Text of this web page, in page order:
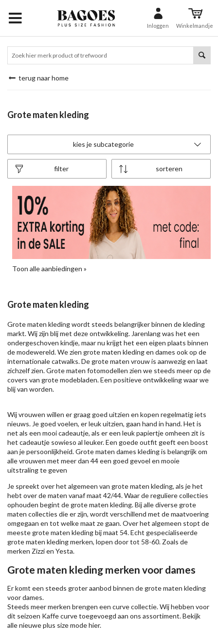
Inloggen Winkelmandje
terug naar home
Grote maten kleding
kies je subcategorie
sorteren
filter
Toon alle aanbiedingen »
Grote maten kleding
Grote maten kleding wordt steeds belangrijker binnen de kleding
markt. Wij zijn blij met deze ontwikkeling. Jarenlang was het een
ondergeschoven kindje, maar nu krijgt het een eigen plaats binnen
de modewereld. We zien grote maten kleding en dames ook op de
internationale catwalks. De grote maten vrouw is aanwezig en laat
zichzelf zien. Grote maten fotomodellen zien we steeds meer op de
covers van grote modebladen. Een positieve ontwikkeling waar we
blij van worden.
Wij vrouwen willen er graag goed uitzien en kopen regelmatig iets
nieuws. Je goed voelen, er leuk uitzien, gaan hand in hand. Het is
net als een mooi cadeautje, als er een leuk papiertje omheen zit is
het cadeautje sowieso al leuker. Een goede outfit geeft een boost
aan je persoonlijkheid. Grote maten dames kleding is belangrijk om
alle vrouwen met meer dan 44 een goed gevoel en mooie
uitstraling te geven
Je spreekt over het algemeen van grote maten kleding, als je het
hebt over de maten vanaf maat 42/44. Waar de reguliere collecties
ophouden begint de grote maten kleding. Bij alle diverse grote
maten collecties die er zijn, wordt verschillend met de maatvoering
omgegaan en tot welke maat ze gaan. Over het algemeen stopt de
meeste grote maten kleding bij maat 54. Echt gespecialiseerde
grote maten kleding merken, lopen door tot 58-60. Zoals de
merken Zizzien Yesta.
Grote maten kleding merken voor dames
Er komt een steeds groter aanbod binnen de grote maten kleding
voor dames.
Steeds meer merken brengen een curve collectie. Wij hebben voor
dit seizoen Kaffecurve toegevoegd aan ons assortiment. Bekijk
alle nieuweplus size modehier.